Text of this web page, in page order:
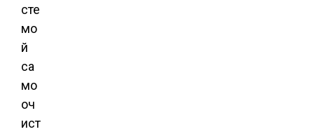
сте
мо
й
са
мо
оч
ист